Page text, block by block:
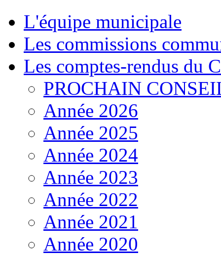
L'équipe municipale
Les commissions
Les comptes-rendus du
PROCHAIN
Année 2026
Année 2025
Année 2024
Année 2023
Année 2022
Année 2021
Année 2020